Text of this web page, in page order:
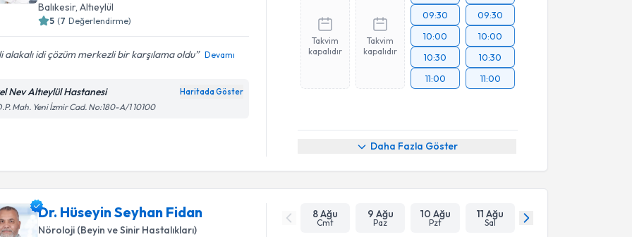
Balıkesir, Altıeylül
5 (7 Değerlendirme)
alakalı idi çözüm merkezli bir karşılama oldu Devamı
Nev Altıeylül Hastanesi Haritada Göster
Mah. Yeni İzmir Cad. No:180-A/1 10100
Takvim
kapalıdır
Takvim
kapalıdır
09:30
10:00
10:30
11:00
09:30
10:00
10:30
11:00
Daha Fazla Göster
Dr. Hüseyin Seyhan Fidan
Nöroloji (Beyin ve Sinir Hastalıkları)
8 Ağu
Cmt
9 Ağu
Paz
10 Ağu
Pzt
11 Ağu
Sal